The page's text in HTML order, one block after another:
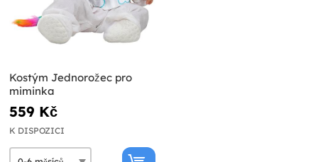
Kostým Jednorožec pro
miminka
559 Kč
K DISPOZICI